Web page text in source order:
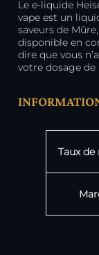
Le e-liquide
vape est un
saveurs de
disponible en
dire que vous
votre dosage de
Taux